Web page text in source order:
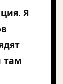
Я
там